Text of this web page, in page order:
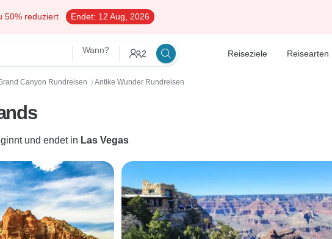
50% reduziert Endet: 12 Aug, 2026
Wann? 2 Reiseziele Reisearten
Canyon Rundreisen 〉 Antike Wunder Rundreisen
und endet in Las Vegas